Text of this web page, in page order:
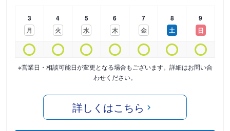
3
月
4
火
5
水
6
木
7
金
8
土
9
日
※営業日・相談可能日が変更となる場合もございます。詳細はお問い合
わせください。
詳しくはこちら